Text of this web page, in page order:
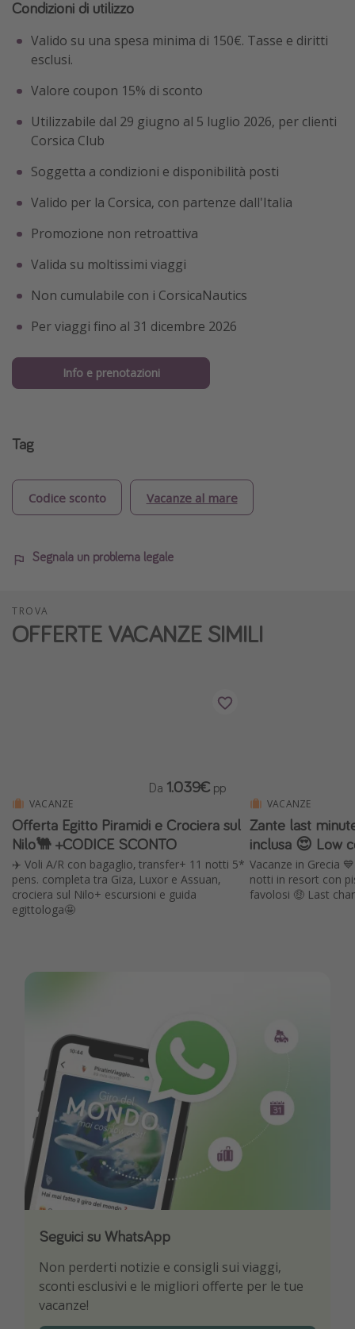
Condizioni di utilizzo
Valido su una spesa minima di 150€. Tasse e diritti
esclusi.
Valore coupon 15% di sconto
Utilizzabile dal 29 giugno al 5 luglio 2026, per clienti
Corsica Club
Soggetta a condizioni e disponibilità posti
Valido per la Corsica, con partenze dall'Italia
Promozione non retroattiva
Valida su moltissimi viaggi
Non cumulabile con i CorsicaNautics
Per viaggi fino al 31 dicembre 2026
Info e prenotazioni
Tag
Codice sconto Vacanze al mare
Segnala un problema legale
TROVA
OFFERTE VACANZE SIMILI
VACANZE
Offerta Egitto Piramidi e Crociera sul
Nilo🐫 +CODICE SCONTO
✈️ Voli A/R con bagaglio, transfer+ 11 notti 5*
pens. completa tra Giza, Luxor e Assuan,
crociera sul Nilo+ escursioni e guida
egittologa🤩
Da 1.039€ pp
VACANZE
Zante last
inclusa 😍 Low
Vacanze in Grecia
notti in resort con
favolosi 🤑 Last
Seguici su WhatsApp
Non perderti notizie e consigli sui viaggi,
sconti esclusivi e le migliori offerte per le tue
vacanze!
Scarica la nostra App
Sii il primo a conoscere le migliori offerte di
viaggio